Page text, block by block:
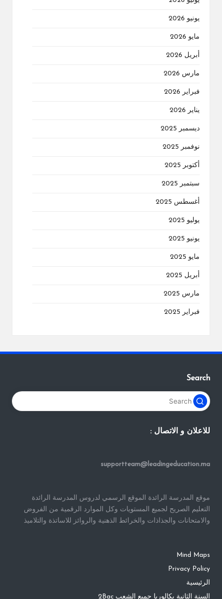
يونيو 2026
مايو 2026
أبريل 2026
مارس 2026
فبراير 2026
يناير 2026
ديسمبر 2025
نوفمبر 2025
أكتوبر 2025
سبتمبر 2025
أغسطس 2025
يوليو 2025
يونيو 2025
مايو 2025
أبريل 2025
مارس 2025
فبراير 2025
Search
للاعلان و الاتصال :
supportteam@leadingeducation.ma
موقع المدرسة الرائدة الموقع الرسمي لدروس المدرسة الرائدة
التعليم الصريح لجميع المستويات وكل الموارد الرقمية من الفروض
والامتحانات والجذاذات والخرائط الذهنية والروائز للاساتذة والتلاميذ
Mind Maps
Privacy Policy
الرئيسية
السنة الثانية بكالوريا جميع الشعب 2Bac